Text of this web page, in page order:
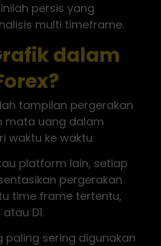
persis yang
multi timeframe.
dalam
tampilan pergerakan
mata uang dalam
waktu ke waktu.
platform lain, setiap
pergerakan
time frame tertentu,
atau D1.
paling sering digunakan